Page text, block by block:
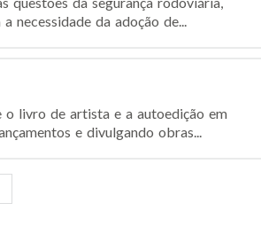
necessidade da adoção de...
o livro de artista e a autoedição em
e divulgando obras...